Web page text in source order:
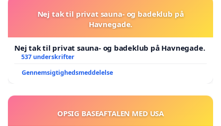
Nej tak til privat sauna- og badeklub på
Havnegade.
Nej tak til privat sauna- og badeklub på Havnegade.
537 underskrifter
Gennemsigtighedsmeddelelse
OPSIG BASEAFTALEN MED USA